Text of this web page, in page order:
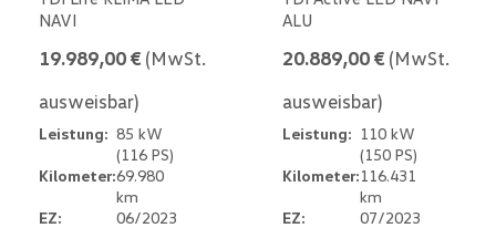
NAVI
19.989,00 € (MwSt.
ausweisbar)
Leistung: 85 kW
(116 PS)
Kilometer:69.980
km
EZ:
06/2023
ALU
20.889,00 € (MwSt.
ausweisbar)
Leistung: 110 kW
(150 PS)
Kilometer:116.431
km
EZ:
07/2023